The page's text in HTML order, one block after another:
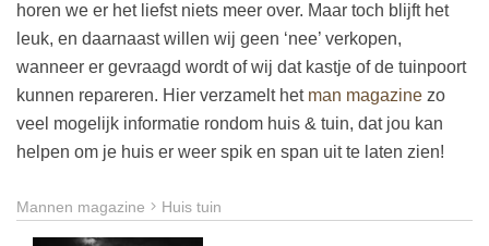
horen we er het liefst niets meer over. Maar toch blijft het
leuk, en daarnaast willen wij geen ‘nee’ verkopen,
wanneer er gevraagd wordt of wij dat kastje of de tuinpoort
kunnen repareren. Hier verzamelt het man magazine zo
veel mogelijk informatie rondom huis & tuin, dat jou kan
helpen om je huis er weer spik en span uit te laten zien!
Mannen magazine Huis tuin